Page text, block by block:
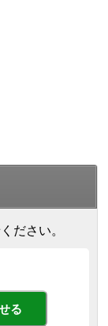
ださい。
る